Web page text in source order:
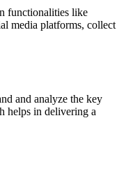
functionalities like
media platforms, collect
and analyze the key
helps in delivering a